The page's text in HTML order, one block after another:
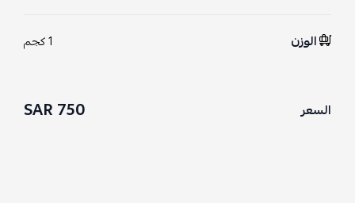
الوزن 1 كجم
السعر 750 SAR